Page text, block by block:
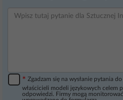
* Zgadzam się na wysłanie pytania
właścicieli modeli językowych celem
odpowiedzi. Firmy mogą